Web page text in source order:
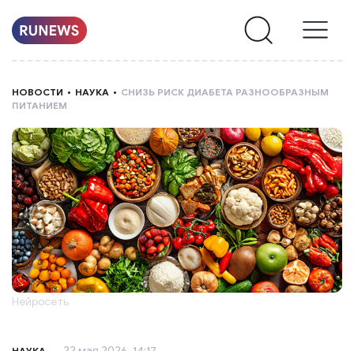
О
НАС
НОВОСТИ НАУКА
СНИЗЬ РИСК ДИАБЕТА РАЗНООБРАЗНЫМ
ПИТАНИЕМ
Нейросеть